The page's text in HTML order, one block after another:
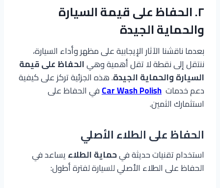
٢. الحفاظ على قيمة السيارة
والحماية الجيدة
بعدما ناقشنا الآثار الإيجابية على مظهر وأداء السيارة،
ننتقل إلى نقطة لا تقل أهمية وهيالحفاظ على قيمة
السيارة والحماية الجيدة. هذه الجزئية تركز على كيفية
دعم خدمات Car Wash Polishفي الحفاظ على
استثمارك الثمين.
الحفاظ على الطلاء الأصلي
استخدام تقنيات حديثة فيحماية الطلاءيساعد في
الحفاظ على الطلاء الأصلي للسيارة لفترة أطول: